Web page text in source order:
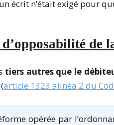
écrit n’était exigé pour
de
tiers autres que le
(article 1323 alinéa 2 du
opérée par